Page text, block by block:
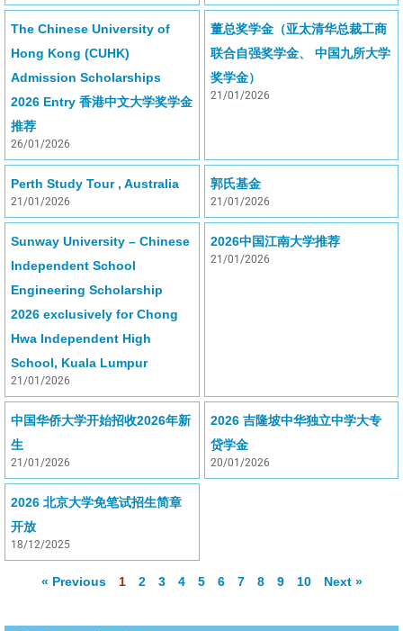
The Chinese University of
Hong Kong (CUHK)
Admission Scholarships
2026 Entry 香港中文大学奖学金
推荐
26/01/2026
董总奖学金（亚太清华总裁工商
联合自强奖学金、 中国九所大学
奖学金）
21/01/2026
Perth Study Tour , Australia
21/01/2026
郭氏基金
21/01/2026
Sunway University – Chinese
Independent School
Engineering Scholarship
2026 exclusively for Chong
Hwa Independent High
School, Kuala Lumpur
21/01/2026
2026中国江南大学推荐
21/01/2026
中国华侨大学开始招收2026年新
生
21/01/2026
2026 吉隆坡中华独立中学大专
贷学金
20/01/2026
2026 北京大学免笔试招生简章
开放
18/12/2025
« Previous 1 2 3 4 5 6 7 8 9 10 Next »